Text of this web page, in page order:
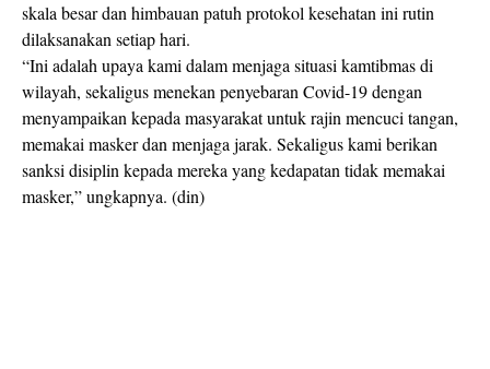
skala besar dan himbauan patuh protokol kesehatan ini rutin
dilaksanakan setiap hari.
“Ini adalah upaya kami dalam menjaga situasi kamtibmas di
wilayah, sekaligus menekan penyebaran Covid-19 dengan
menyampaikan kepada masyarakat untuk rajin mencuci tangan,
memakai masker dan menjaga jarak. Sekaligus kami berikan
sanksi disiplin kepada mereka yang kedapatan tidak memakai
masker,” ungkapnya. (din)